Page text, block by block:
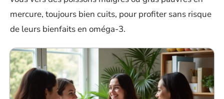
mercure, toujours bien cuits, pour profiter sans risque
de leurs bienfaits en oméga-3.